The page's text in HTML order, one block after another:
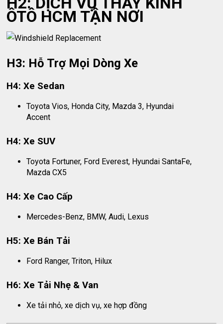
ÔTÔ HCM TẬN NƠI
H3: Hỗ Trợ Mọi Dòng Xe
H4: Xe Sedan
Toyota Vios, Honda City, Mazda 3, Hyundai
Accent
H4: Xe SUV
Toyota Fortuner, Ford Everest, Hyundai SantaFe,
Mazda CX5
H4: Xe Cao Cấp
Mercedes-Benz, BMW, Audi, Lexus
H5: Xe Bán Tải
Ford Ranger, Triton, Hilux
H6: Xe Tải Nhẹ & Van
Xe tải nhỏ, xe dịch vụ, xe hợp đồng